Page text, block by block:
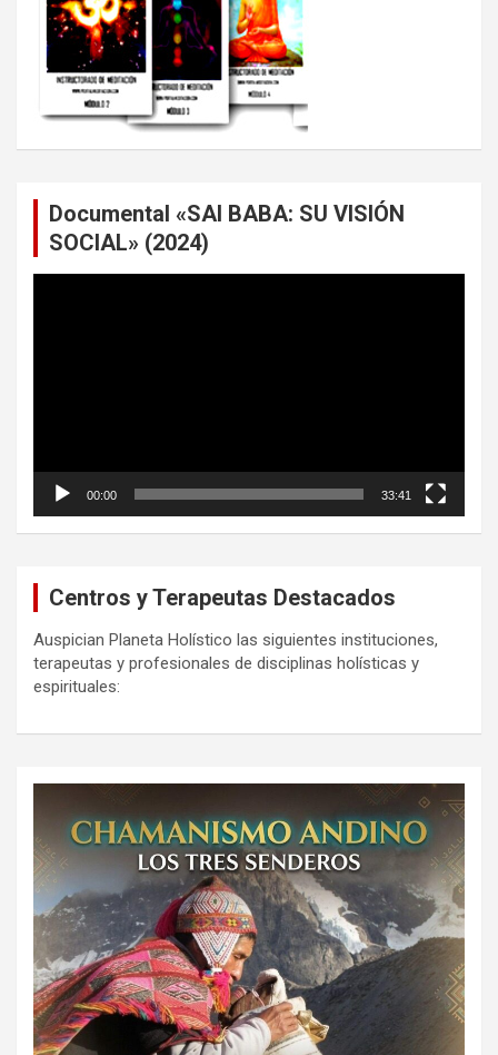
Documental «SAI BABA: SU VISIÓN
SOCIAL» (2024)
00:00 33:41
Centros y Terapeutas Destacados
Auspician Planeta Holístico las siguientes instituciones,
terapeutas y profesionales de disciplinas holísticas y
espirituales: